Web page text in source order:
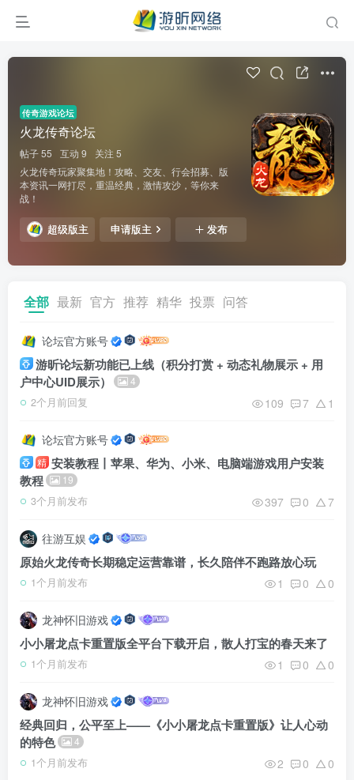
传奇游戏论坛
火龙传奇论坛
帖子 55 互动 9
关注 5
火龙传奇玩家聚集地！攻略、交友、行会招募、版
本资讯一网打尽，重温经典，激情攻沙，等你来
战！
超级版主 申请版主 发布
全部 最新 官方 推荐 精华 投票 问答
论坛官方账号
游昕论坛新功能已上线（积分打赏 + 动态礼物展示 + 用
户中心UID展示）
4
2个月前回复 109 7 1
论坛官方账号
精 安装教程丨苹果、华为、小米、电脑端游戏用户安装
教程
19
3个月前发布 397 0 7
往游互娱
原始火龙传奇长期稳定运营靠谱，长久陪伴不跑路放心玩
1个月前发布 1 0 0
龙神怀旧游戏
小小屠龙点卡重置版全平台下载开启，散人打宝的春天来了
1个月前发布 1 0 0
龙神怀旧游戏
经典回归，公平至上——《小小屠龙点卡重置版》让人心动
的特色
4
1个月前发布 2 0 0